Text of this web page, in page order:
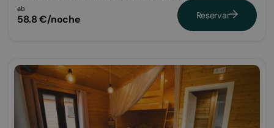
ab
58.8 €/noche Reservar
Bungalow